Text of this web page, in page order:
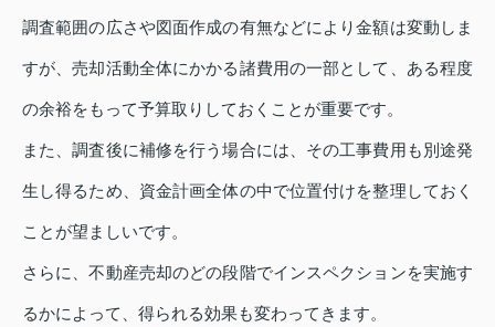
調査範囲の広さや図面作成の有無などにより金額は変動しま
すが、売却活動全体にかかる諸費用の一部として、ある程度
の余裕をもって予算取りしておくことが重要です。
また、調査後に補修を行う場合には、その工事費用も別途発
生し得るため、資金計画全体の中で位置付けを整理しておく
ことが望ましいです。
さらに、不動産売却のどの段階でインスペクションを実施す
るかによって、得られる効果も変わってきます。